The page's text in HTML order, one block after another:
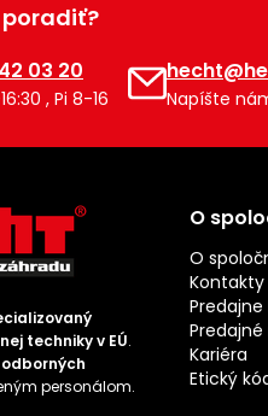
03 20
, Pi 8-16 Napíšte
techniky v EÚ.
odborných
personálom.
O
O
Kontakty
Predajne
Kariéra
Etický